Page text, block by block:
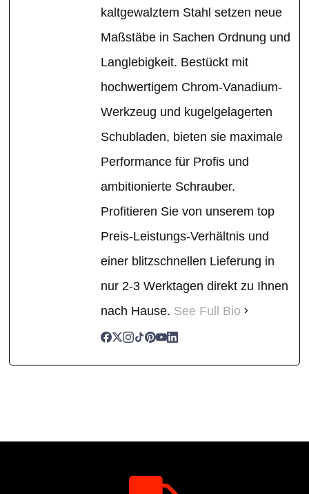
kaltgewalztem Stahl setzen neue
Maßstäbe in Sachen Ordnung und
Langlebigkeit. Bestückt mit
hochwertigem Chrom-Vanadium-
Werkzeug und kugelgelagerten
Schubladen, bieten sie maximale
Performance für Profis und
ambitionierte Schrauber.
Profitieren Sie von unserem top
Preis-Leistungs-Verhältnis und
einer blitzschnellen Lieferung in
nur 2-3 Werktagen direkt zu Ihnen
nach Hause. See Full Bio